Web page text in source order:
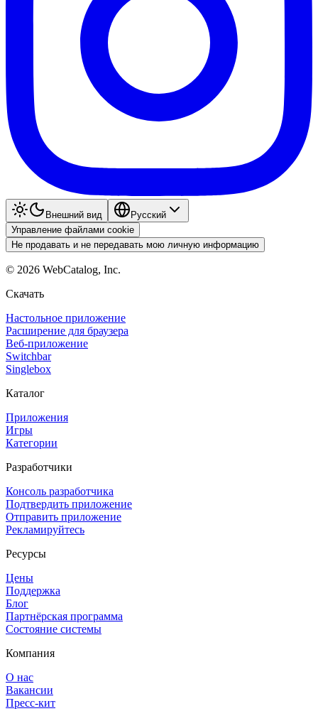
Внешний вид
Pyccкий
Управление файлами cookie
Не продавать и не передавать мою личную информацию
© 2026 WebCatalog, Inc.
Скачать
Настольное приложение
Расширение для браузера
Веб-приложение
Switchbar
Singlebox
Каталог
Приложения
Игры
Категории
Разработчики
Консоль разработчика
Подтвердить приложение
Отправить приложение
Рекламируйтесь
Ресурсы
Цены
Поддержка
Блог
Партнёрская программа
Состояние системы
Компания
О нас
Вакансии
Пресс-кит